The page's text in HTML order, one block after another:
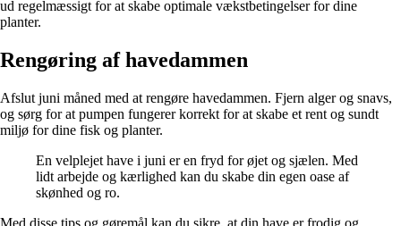
ud regelmæssigt for at skabe optimale vækstbetingelser for dine
planter.
Rengøring af havedammen
Afslut juni måned med at rengøre havedammen. Fjern alger og snavs,
og sørg for at pumpen fungerer korrekt for at skabe et rent og sundt
miljø for dine fisk og planter.
En velplejet have i juni er en fryd for øjet og sjælen. Med
lidt arbejde og kærlighed kan du skabe din egen oase af
skønhed og ro.
Med disse tips og gøremål kan du sikre, at din have er frodig og